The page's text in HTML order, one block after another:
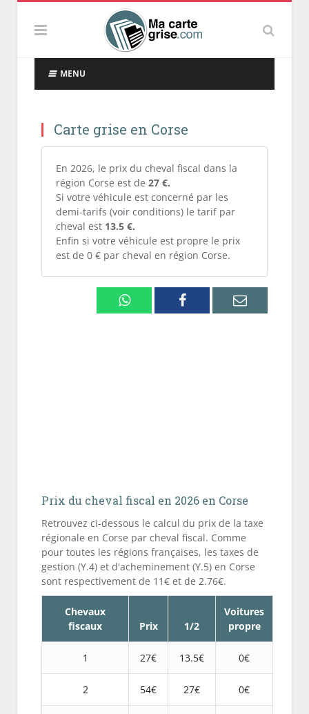
MENU
Carte grise en Corse
En 2026, le prix du cheval fiscal dans la
région Corse est de 27 €.
Si votre véhicule est concerné par les
demi-tarifs (voir conditions) le tarif par
cheval est 13.5 €.
Enfin si votre véhicule est propre le prix
est de 0 € par cheval en région Corse.
WhatsappFacebook Email
Prix du cheval fiscal en 2026 en Corse
Retrouvez ci-dessous le calcul du prix de la taxe
régionale en Corse par cheval fiscal. Comme
pour toutes les régions françaises, les taxes de
gestion (Y.4) et d'acheminement (Y.5) en Corse
sont respectivement de 11€ et de 2.76€.
Chevaux
fiscaux
Prix 1/2
Voitures
propre
1 27€ 13.5€ 0€
2 54€ 27€ 0€